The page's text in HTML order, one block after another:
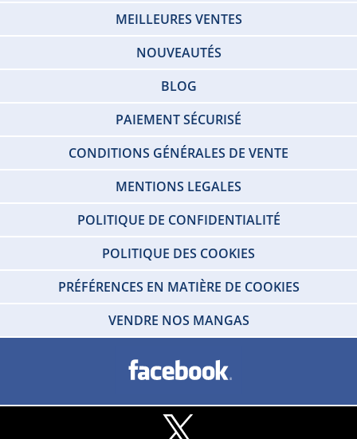
MEILLEURES VENTES
NOUVEAUTÉS
BLOG
PAIEMENT SÉCURISÉ
CONDITIONS GÉNÉRALES DE VENTE
MENTIONS LEGALES
POLITIQUE DE CONFIDENTIALITÉ
POLITIQUE DES COOKIES
PRÉFÉRENCES EN MATIÈRE DE COOKIES
VENDRE NOS MANGAS